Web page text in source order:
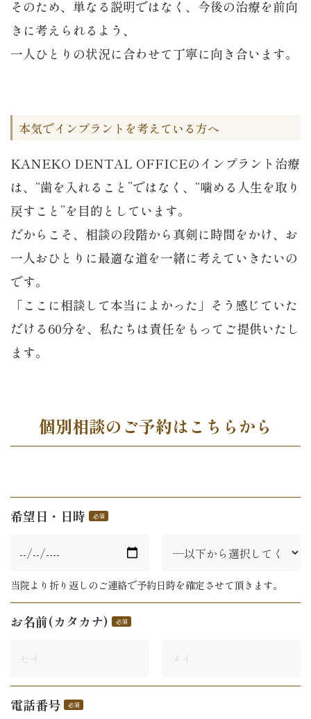
そのため、単なる説明ではなく、今後の治療を前向
きに考えられるよう、
一人ひとりの状況に合わせて丁寧に向き合います。
本気でインプラントを考えている方へ
KANEKO DENTAL OFFICEのインプラント治療
は、“歯を入れること”ではなく、“噛める人生を取り
戻すこと”を目的としています。
だからこそ、相談の段階から真剣に時間をかけ、お
一人おひとりに最適な道を一緒に考えていきたいの
です。
「ここに相談して本当によかった」そう感じていた
だける60分を、私たちは責任をもってご提供いたし
ます。
個別相談のご予約はこちらから
希望日・日時
当院より折り返しのご連絡で予約日時を確定させて頂きます。
お名前(カタカナ)
電話番号